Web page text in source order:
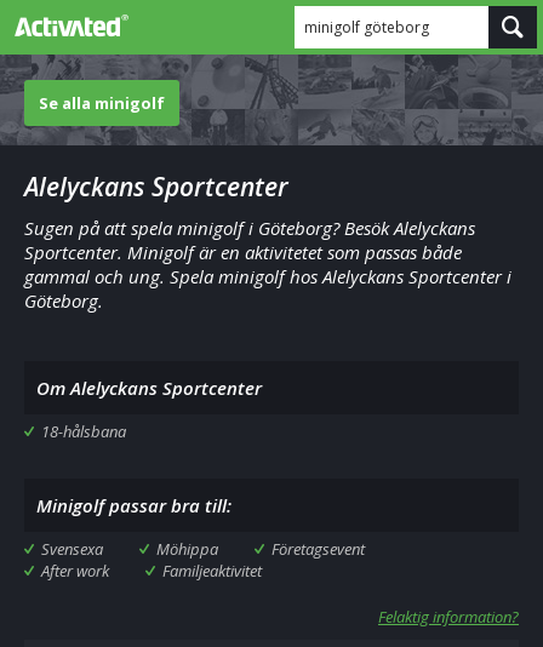
minigolf göteborg
Se alla minigolf
Alelyckans Sportcenter
Sugen på att spela minigolf i Göteborg? Besök Alelyckans
Sportcenter. Minigolf är en aktivitetet som passas både
gammal och ung. Spela minigolf hos Alelyckans Sportcenter i
Göteborg.
Om Alelyckans Sportcenter
18-hålsbana
Minigolf passar bra till:
Svensexa Möhippa
Företagsevent
After work
Familjeaktivitet
Felaktig information?